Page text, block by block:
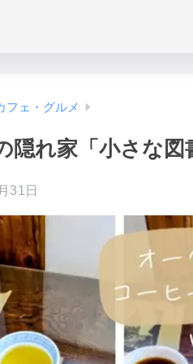
フェ・グルメ
隠れ家「小さな
31日